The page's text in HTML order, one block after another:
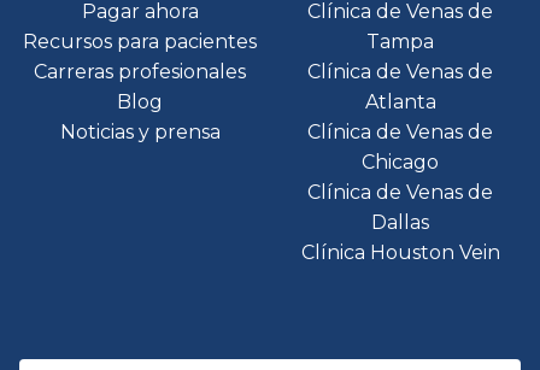
Pagar ahora
Recursos para pacientes
Carreras profesionales
Blog
Noticias y prensa
Clínica de Venas de
Tampa
Clínica de Venas de
Atlanta
Clínica de Venas de
Chicago
Clínica de Venas de
Dallas
Clínica Houston Vein